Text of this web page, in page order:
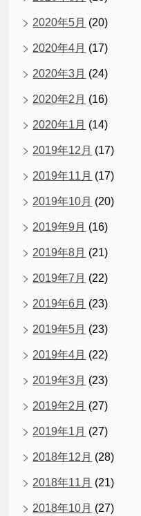
2020年5月 (20)
2020年4月 (17)
2020年3月 (24)
2020年2月 (16)
2020年1月 (14)
2019年12月 (17)
2019年11月 (17)
2019年10月 (20)
2019年9月 (16)
2019年8月 (21)
2019年7月 (22)
2019年6月 (23)
2019年5月 (23)
2019年4月 (22)
2019年3月 (23)
2019年2月 (27)
2019年1月 (27)
2018年12月 (28)
2018年11月 (21)
2018年10月 (27)